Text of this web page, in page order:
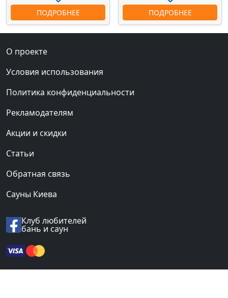
ПОДРОБНЕЕ ПОДРОБНЕЕ
О проекте
Условия использования
Политика конфиденциальности
Рекламодателям
Акции и скидки
Статьи
Обратная связь
Сауны Киева
Клуб любителей
бань и саун
© 2012-2026 «BANI.UA».